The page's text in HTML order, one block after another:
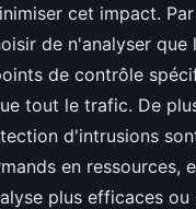
cet impact.
de n'analyser que
de contrôle
tout le trafic. De
d'intrusions
en ressources,
plus efficaces ou